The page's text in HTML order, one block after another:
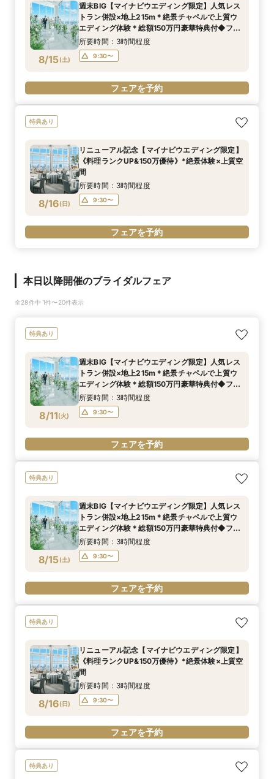
8/15(土)
週末BIG【マイナビウエディング限定】人気レス
トラン併設×地上215m＊絶景チャペルで上質ウ
エディング体験＊総額150万円豪華特典付◆フェ
ア
所要時間：3時間程度
9:30〜
フェアを予約
特典あり
8/16(日)
リニューアル記念【マイナビウエディング限定】
《料理ランクUP&150万優待》*絶景体験×上質空
間
所要時間：3時間程度
9:30〜
フェアを予約
本日以降開催のブライダルフェア
全28件中 1件〜20件表示
特典あり
8/11(火)
週末BIG【マイナビウエディング限定】人気レス
トラン併設×地上215m＊絶景チャペルで上質ウ
エディング体験＊総額150万円豪華特典付◆フェ
ア
所要時間：3時間程度
9:30〜
フェアを予約
特典あり
8/15(土)
週末BIG【マイナビウエディング限定】人気レス
トラン併設×地上215m＊絶景チャペルで上質ウ
エディング体験＊総額150万円豪華特典付◆フェ
ア
所要時間：3時間程度
9:30〜
フェアを予約
特典あり
8/16(日)
リニューアル記念【マイナビウエディング限定】
《料理ランクUP&150万優待》*絶景体験×上質空
間
所要時間：3時間程度
9:30〜
フェアを予約
特典あり